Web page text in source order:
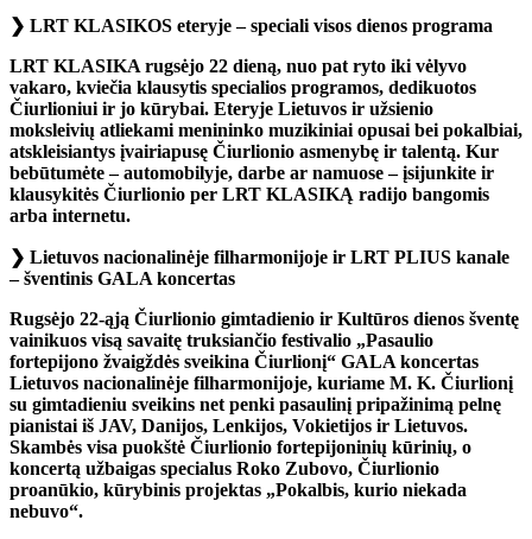
❯ LRT KLASIKOS eteryje – speciali visos dienos programa
LRT KLASIKA rugsėjo 22 dieną, nuo pat ryto iki vėlyvo
vakaro, kviečia klausytis specialios programos, dedikuotos
Čiurlioniui ir jo kūrybai. Eteryje Lietuvos ir užsienio
moksleivių atliekami menininko muzikiniai opusai bei pokalbiai,
atskleisiantys įvairiapusę Čiurlionio asmenybę ir talentą. Kur
bebūtumėte – automobilyje, darbe ar namuose – įsijunkite ir
klausykitės Čiurlionio per LRT KLASIKĄ radijo bangomis
arba internetu.
❯ Lietuvos nacionalinėje filharmonijoje ir LRT PLIUS kanale
– šventinis GALA koncertas
Rugsėjo 22-ąją Čiurlionio gimtadienio ir Kultūros dienos šventę
vainikuos visą savaitę truksiančio festivalio „Pasaulio
fortepijono žvaigždės sveikina Čiurlionį“ GALA koncertas
Lietuvos nacionalinėje filharmonijoje, kuriame M. K. Čiurlionį
su gimtadieniu sveikins net penki pasaulinį pripažinimą pelnę
pianistai iš JAV, Danijos, Lenkijos, Vokietijos ir Lietuvos.
Skambės visa puokštė Čiurlionio fortepijoninių kūrinių, o
koncertą užbaigas specialus Roko Zubovo, Čiurlionio
proanūkio, kūrybinis projektas „Pokalbis, kurio niekada
nebuvo“.